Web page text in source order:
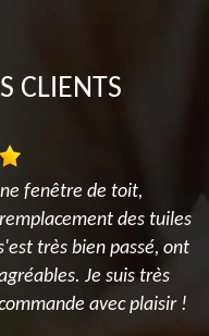
CLIENTS
fenêtre de toit,
des tuiles
très bien passé, ont
Je suis très
avec plaisir !